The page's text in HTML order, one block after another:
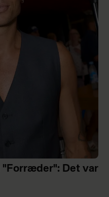
"Forræder": Det var